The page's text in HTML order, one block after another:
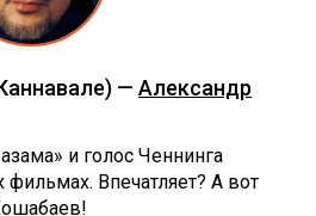
— Александр
и голос Ченнинга
фильмах. Впечатляет? А вот